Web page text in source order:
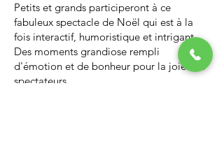
Petits et grands participeront à ce
fabuleux spectacle de Noël qui est à la
fois interactif, humoristique et intrigant.
Des moments grandiose rempli
d'émotion et de bonheur pour la joie des
spectateurs.